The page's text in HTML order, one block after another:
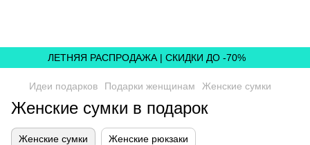
ЛЕТНЯЯ РАСПРОДАЖА | СКИДКИ ДО -70%
Идеи подарков Подарки женщинам Женские сумки
Женские сумки в подарок
Женские сумки Женские рюкзаки